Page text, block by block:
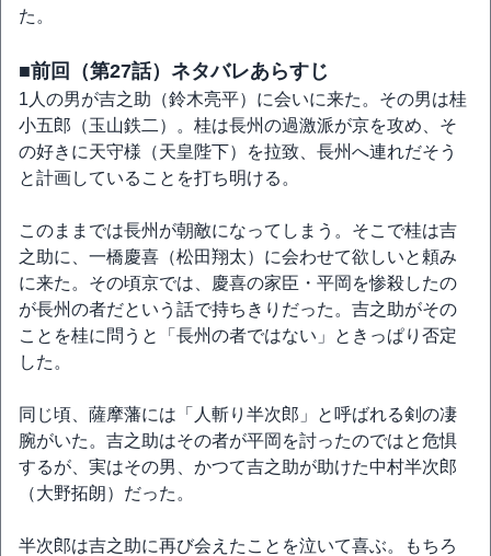
た。
■前回（第27話）ネタバレあらすじ
1人の男が吉之助（鈴木亮平）に会いに来た。その男は桂
小五郎（玉山鉄二）。桂は長州の過激派が京を攻め、そ
の好きに天守様（天皇陛下）を拉致、長州へ連れだそう
と計画していることを打ち明ける。
このままでは長州が朝敵になってしまう。そこで桂は吉
之助に、一橋慶喜（松田翔太）に会わせて欲しいと頼み
に来た。その頃京では、慶喜の家臣・平岡を惨殺したの
が長州の者だという話で持ちきりだった。吉之助がその
ことを桂に問うと「長州の者ではない」ときっぱり否定
した。
同じ頃、薩摩藩には「人斬り半次郎」と呼ばれる剣の凄
腕がいた。吉之助はその者が平岡を討ったのではと危惧
するが、実はその男、かつて吉之助が助けた中村半次郎
（大野拓朗）だった。
半次郎は吉之助に再び会えたことを泣いて喜ぶ。もちろ